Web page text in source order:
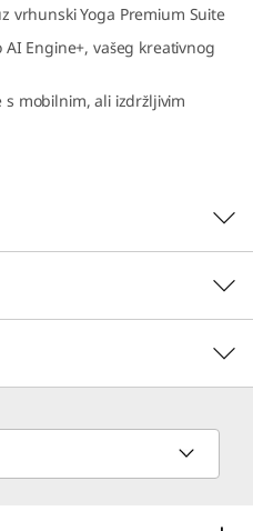
vrhunski Yoga Premium Suite
Engine+, vašeg kreativnog
mobilnim, ali izdržljivim
serije 8040. Bilo da